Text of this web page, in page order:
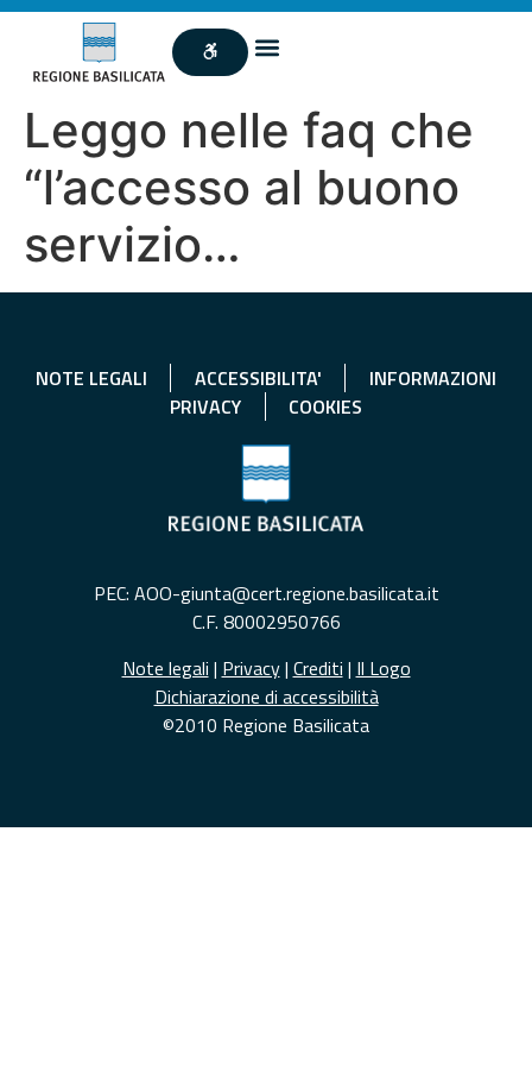
Leggo nelle faq che
“l’accesso al buono
servizio…
NOTE LEGALI ACCESSIBILITA'
INFORMAZIONI
PRIVACY
COOKIES
PEC: AOO-giunta@cert.regione.basilicata.it
C.F. 80002950766
Note legali | Privacy| Crediti | Il Logo
Dichiarazione di accessibilità
©2010 Regione Basilicata